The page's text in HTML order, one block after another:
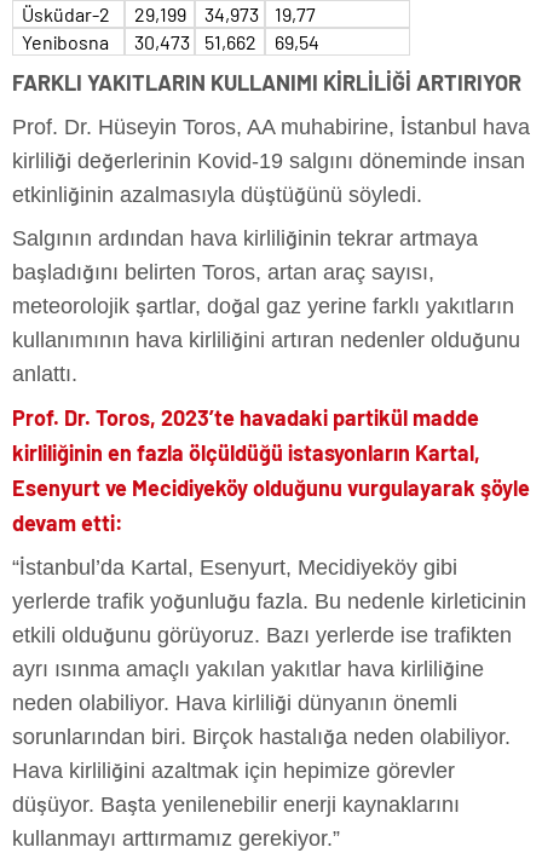
Üsküdar-2
29,199 34,973
19,77
Yenibosna
30,473 51,662 69,54
FARKLI YAKITLARIN KULLANIMI KİRLİLİĞİ ARTIRIYOR
Prof. Dr. Hüseyin Toros, AA muhabirine, İstanbul hava
kirliliği değerlerinin Kovid-19 salgını döneminde insan
etkinliğinin azalmasıyla düştüğünü söyledi.
Salgının ardından hava kirliliğinin tekrar artmaya
başladığını belirten Toros, artan araç sayısı,
meteorolojik şartlar, doğal gaz yerine farklı yakıtların
kullanımının hava kirliliğini artıran nedenler olduğunu
anlattı.
Prof. Dr. Toros, 2023’te havadaki partikül madde
kirliliğinin en fazla ölçüldüğü istasyonların Kartal,
Esenyurt ve Mecidiyeköy olduğunu vurgulayarak şöyle
devam etti:
“İstanbul’da Kartal, Esenyurt, Mecidiyeköy gibi
yerlerde trafik yoğunluğu fazla. Bu nedenle kirleticinin
etkili olduğunu görüyoruz. Bazı yerlerde ise trafikten
ayrı ısınma amaçlı yakılan yakıtlar hava kirliliğine
neden olabiliyor. Hava kirliliği dünyanın önemli
sorunlarından biri. Birçok hastalığa neden olabiliyor.
Hava kirliliğini azaltmak için hepimize görevler
düşüyor. Başta yenilenebilir enerji kaynaklarını
kullanmayı arttırmamız gerekiyor.”